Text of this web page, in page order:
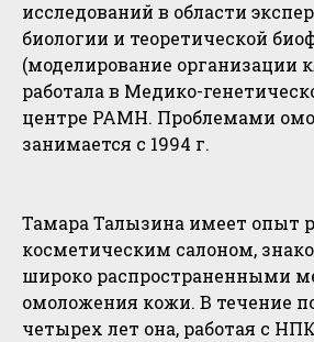
исследований в области
биологии и теоретической
(моделирование организации
работала в Медико-
центре РАМН. Проблемами
занимается с 1994 г.
Тамара Талызина имеет опыт
косметическим салоном,
широко распространенными
омоложения кожи. В течение
четырех лет она, работая с